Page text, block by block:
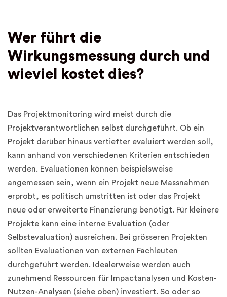
Wer führt die
Wirkungsmessung durch und
wieviel kostet dies?
Das Projektmonitoring wird meist durch die
Projektverantwortlichen selbst durchgeführt. Ob ein
Projekt darüber hinaus vertiefter evaluiert werden soll,
kann anhand von verschiedenen Kriterien entschieden
werden. Evaluationen können beispielsweise
angemessen sein, wenn ein Projekt neue Massnahmen
erprobt, es politisch umstritten ist oder das Projekt
neue oder erweiterte Finanzierung benötigt. Für kleinere
Projekte kann eine interne Evaluation (oder
Selbstevaluation) ausreichen. Bei grösseren Projekten
sollten Evaluationen von externen Fachleuten
durchgeführt werden. Idealerweise werden auch
zunehmend Ressourcen für Impactanalysen und Kosten-
Nutzen-Analysen (siehe oben) investiert. So oder so